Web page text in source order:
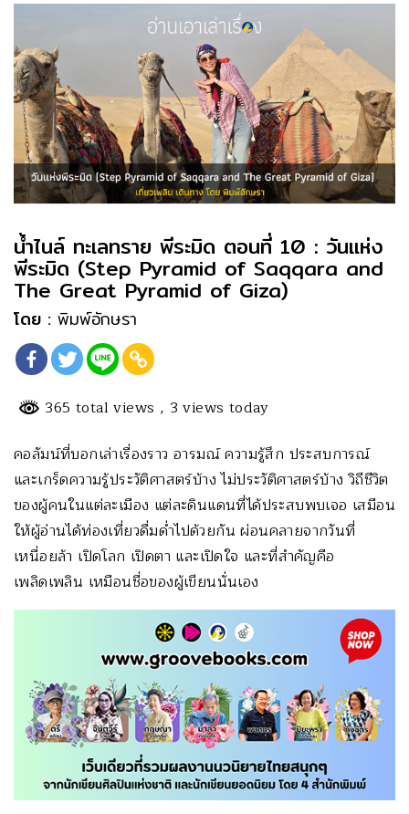
น้ำไนล์ ทะเลทราย พีระมิด ตอนที่ 10 : วันแห่ง
พีระมิด (Step Pyramid of Saqqara and
The Great Pyramid of Giza)
โดย : พิมพ์อักษรา
365 total views , 3 views today
คอลัมน์ที่บอกเล่าเรื่องราว อารมณ์ ความรู้สึก ประสบการณ์
และเกร็ดความรู้ประวัติศาสตร์บ้าง ไม่ประวัติศาสตร์บ้าง วิถีชีวิต
ของผู้คนในแต่ละเมือง แต่ละดินแดนที่ได้ประสบพบเจอ เสมือน
ให้ผู้อ่านได้ท่องเที่ยวดื่มด่ำไปด้วยกัน ผ่อนคลายจากวันที่
เหนื่อยล้า เปิดโลก เปิดตา และเปิดใจ และที่สำคัญคือ
เพลิดเพลิน เหมือนชื่อของผู้เขียนนั่นเอง